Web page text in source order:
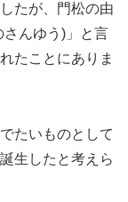
たが、門松の由
んゆう)」と言
たことにありま
たいものとして
生したと考えら